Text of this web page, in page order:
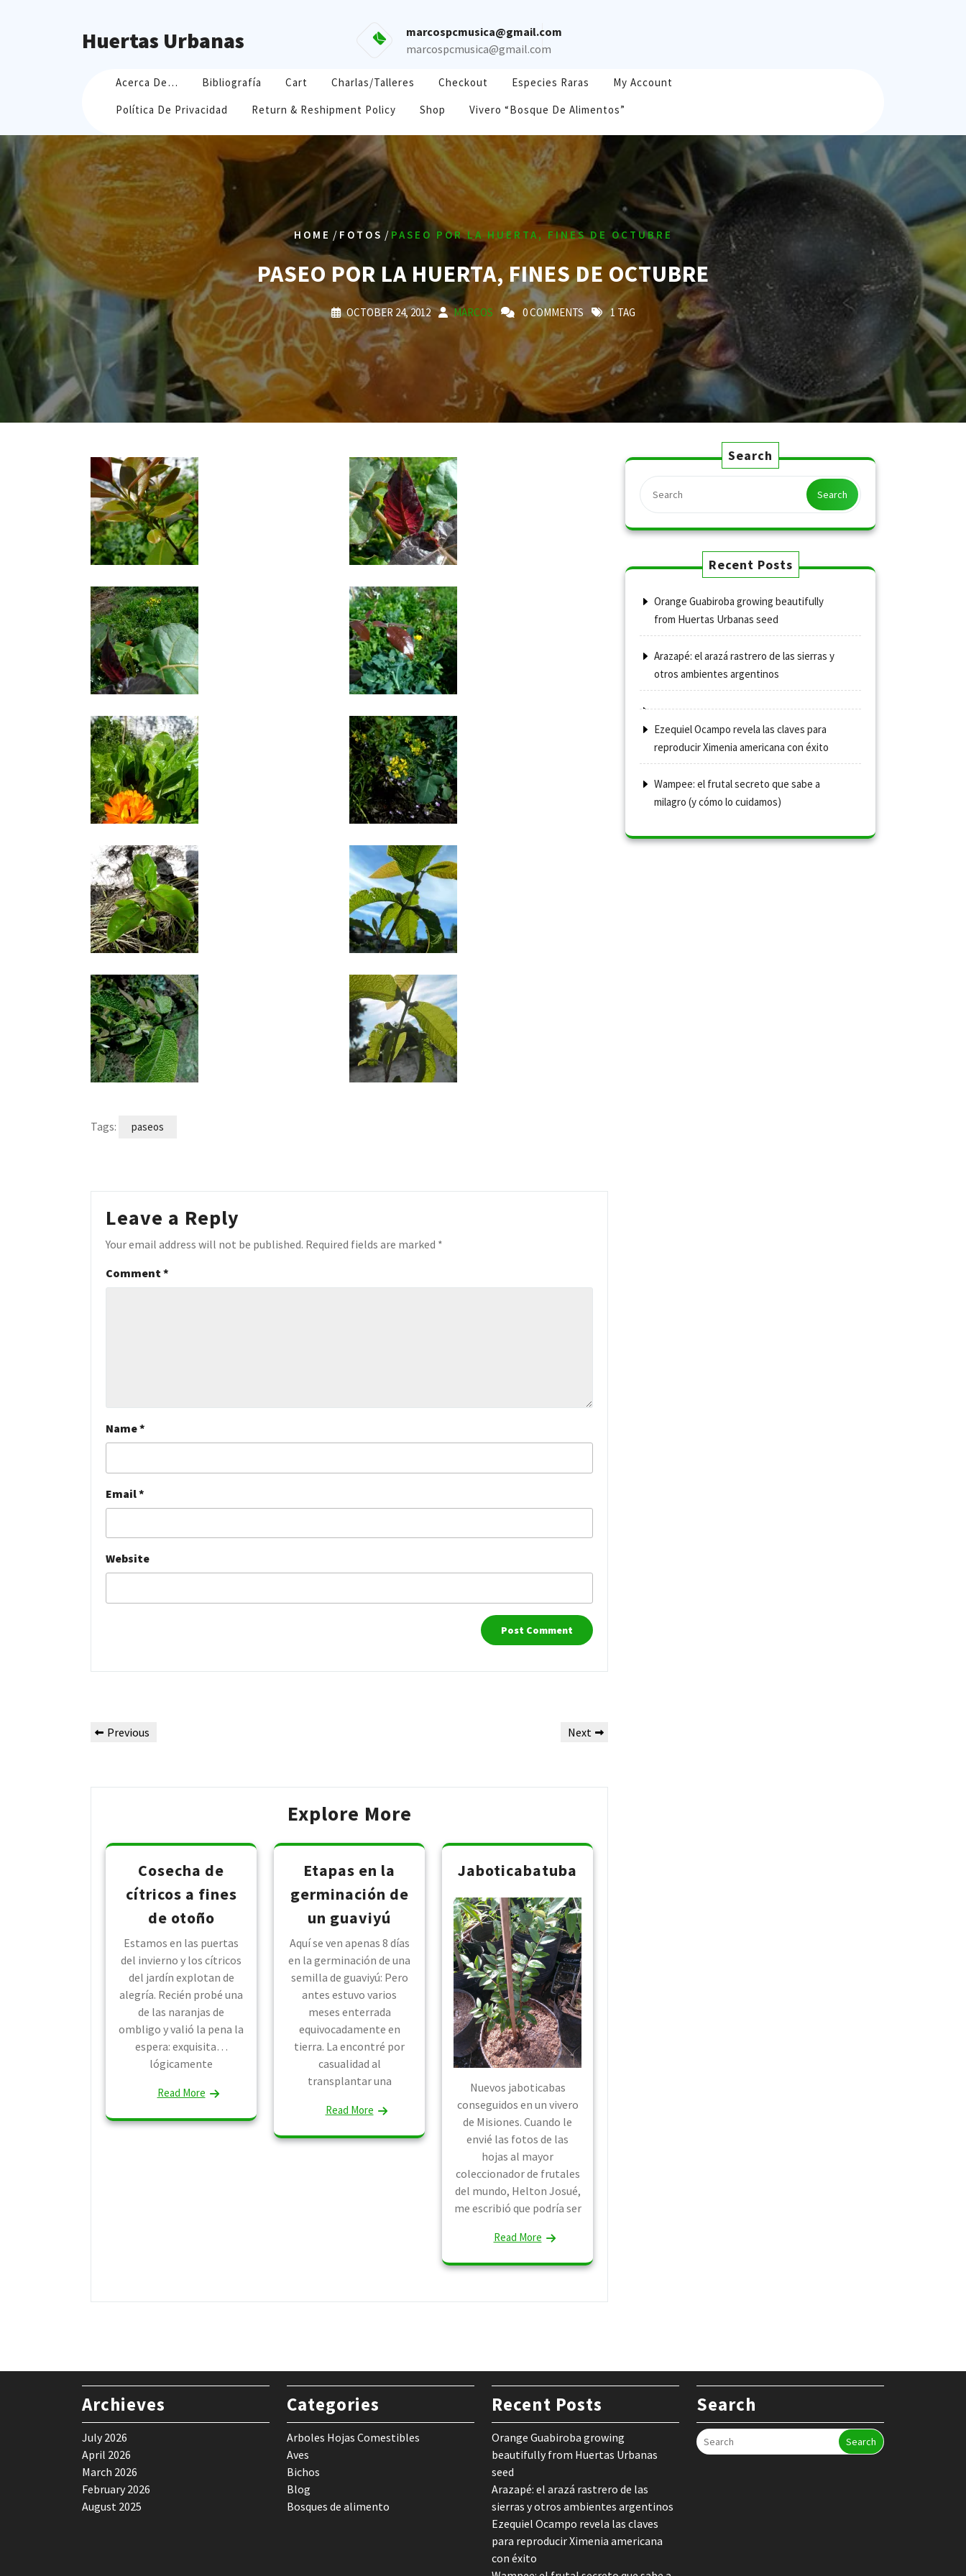
Huertas Urbanas
marcospcmusica@gmail.com
marcospcmusica@gmail.com
Acerca De… Bibliografía Cart Charlas/Talleres Checkout Especies Raras
My Account
Política De Privacidad
Return & Reshipment Policy Shop Vivero “Bosque De Alimentos”
HOME / FOTOS / PASEO POR LA HUERTA, FINES DE OCTUBRE
PASEO POR LA HUERTA, FINES DE OCTUBRE
OCTOBER 24, 2012 MARCOS 0 COMMENTS 1 TAG
Tags: paseos
Leave a Reply
Your email address will not be published. Required fields are marked *
Comment*
Name*
Email*
Website
Post
Previous
Previous
Next
Next
Explore More
Cosecha de
cítricos a fines
de otoño
Estamos en las puertas
del invierno y los cítricos
del jardín explotan de
alegría. Recién probé una
de las naranjas de
ombligo y valió la pena la
espera: exquisita…
lógicamente
Read More
Etapas en la
germinación de
un guaviyú
Aquí se ven apenas 8 días
en la germinación de una
semilla de guaviyú: Pero
antes estuvo varios
meses enterrada
equivocadamente en
tierra. La encontré por
casualidad al
transplantar una
Read More
Jaboticabatuba
Nuevos jaboticabas
conseguidos en un vivero
de Misiones. Cuando le
envié las fotos de las
hojas al mayor
coleccionador de frutales
del mundo, Helton Josué,
me escribió que podría ser
Read More
Search
Search
Recent Posts
Orange Guabiroba growing beautifully
from Huertas Urbanas seed
Arazapé: el arazá rastrero de las sierras y
otros ambientes argentinos
Ezequiel Ocampo revela las claves para
reproducir Ximenia americana con éxito
Wampee: el frutal secreto que sabe a
milagro (y cómo lo cuidamos)
Archieves
July 2026
April 2026
March 2026
February 2026
August 2025
Categories
Arboles Hojas Comestibles
Aves
Bichos
Blog
Bosques de alimento
Recent Posts
Orange Guabiroba growing
beautifully from Huertas Urbanas
seed
Arazapé: el arazá rastrero de las
sierras y otros ambientes argentinos
Ezequiel Ocampo revela las claves
para reproducir Ximenia americana
con éxito
Search
Search